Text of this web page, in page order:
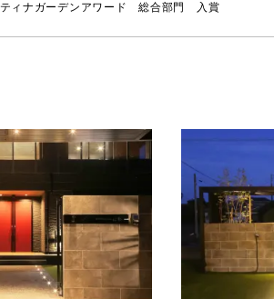
ィナガーデンアワード 総合部門 入賞